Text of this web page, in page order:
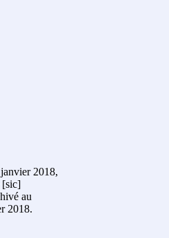
2018,
[sic]
au
2018.